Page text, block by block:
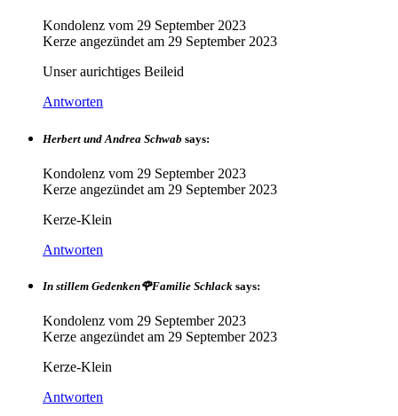
Kondolenz vom 29 September 2023
Kerze angezündet am 29 September 2023
Unser aurichtiges Beileid
Antworten
Herbert und Andrea Schwab says:
Kondolenz vom 29 September 2023
Kerze angezündet am 29 September 2023
Kerze-Klein
Antworten
In stillem Gedenken🌹Familie Schlack says:
Kondolenz vom 29 September 2023
Kerze angezündet am 29 September 2023
Kerze-Klein
Antworten